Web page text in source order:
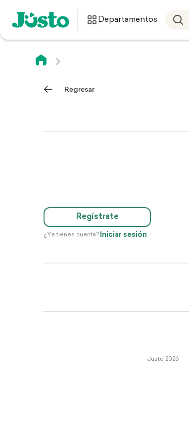
Departamentos
Regresar
Regístrate
¿Ya tienes cuenta? Iniciar sesión
Justo 2026